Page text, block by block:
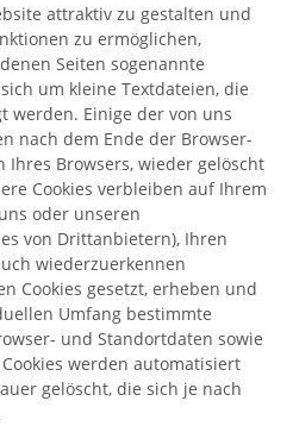
attraktiv zu gestalten und
zu ermöglichen,
Seiten sogenannte
um kleine Textdateien, die
werden. Einige der von uns
nach dem Ende der Browser-
Ihres Browsers, wieder gelöscht
Cookies verbleiben auf Ihrem
oder unseren
von Drittanbietern), Ihren
wiederzuerkennen
Cookies gesetzt, erheben und
Umfang bestimmte
und Standortdaten sowie
werden automatisiert
gelöscht, die sich je nach